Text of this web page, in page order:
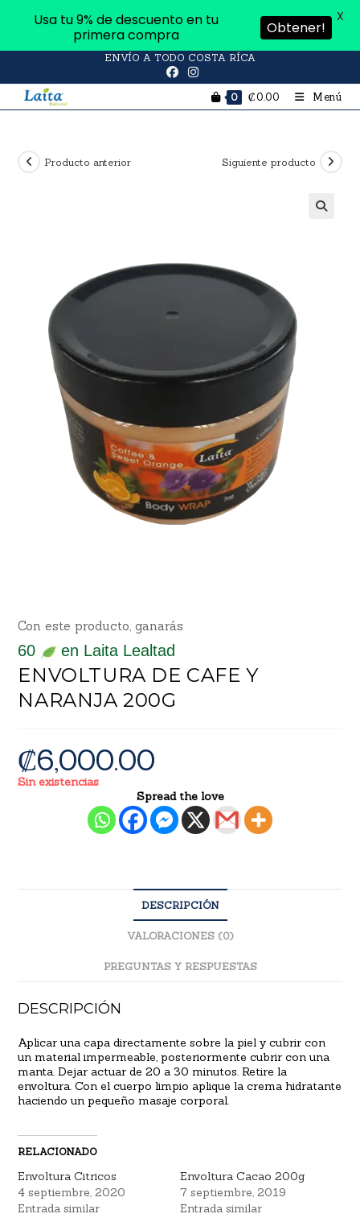
ENVÍO A TODO COSTA RÍCA
0 ₡0.00 Menú
Producto anterior Siguiente producto
Con este producto, ganarás
60 en Laita Lealtad
ENVOLTURA DE CAFE Y
NARANJA 200G
₡6,000.00
Sin existencias
Spread the love
DESCRIPCIÓN
VALORACIONES (0)
PREGUNTAS Y RESPUESTAS
DESCRIPCIÓN
Aplicar una capa directamente sobre la piel y cubrir con
un material impermeable, posteriormente cubrir con una
manta. Dejar actuar de 20 a 30 minutos. Retire la
envoltura. Con el cuerpo limpio aplique la crema hidratante
haciendo un pequeño masaje corporal.
RELACIONADO
Envoltura Citricos
4 septiembre, 2020
Entrada similar
Envoltura Cacao 200g
7 septiembre, 2019
Entrada similar
Usa tu 9% de descuento en tu
primera compra
Obtener!
X